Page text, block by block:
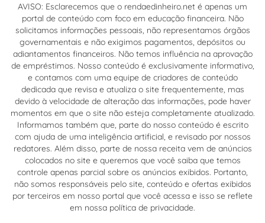
AVISO: Esclarecemos que o rendaedinheiro.net é apenas um
portal de conteúdo com foco em educação financeira. Não
solicitamos informações pessoais, não representamos órgãos
governamentais e não exigimos pagamentos, depósitos ou
adiantamentos financeiros. Não temos influência na aprovação
de empréstimos. Nosso conteúdo é exclusivamente informativo,
e contamos com uma equipe de criadores de conteúdo
dedicada que revisa e atualiza o site frequentemente, mas
devido à velocidade de alteração das informações, pode haver
momentos em que o site não esteja completamente atualizado.
Informamos também que, parte do nosso conteúdo é escrito
com ajuda de uma inteligência artificial, e revisado por nossos
redatores. Além disso, parte de nossa receita vem de anúncios
colocados no site e queremos que você saiba que temos
controle apenas parcial sobre os anúncios exibidos. Portanto,
não somos responsáveis pelo site, conteúdo e ofertas exibidos
por terceiros em nosso portal que você acessa e isso se reflete
em nossa política de privacidade.